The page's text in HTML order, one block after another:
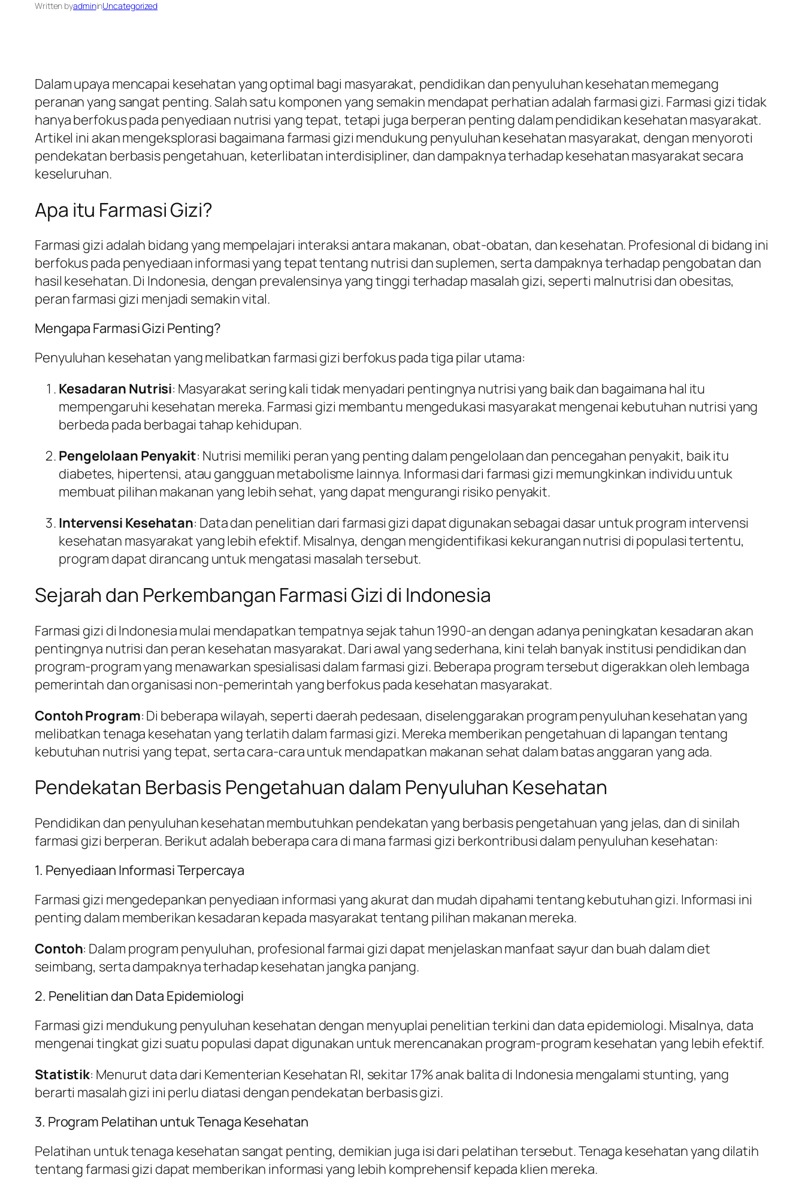
Written byadmininUncategorized
Dalam upaya mencapai kesehatan yang optimal bagi masyarakat, pendidikan dan penyuluhan kesehatan memegang
peranan yang sangat penting. Salah satu komponen yang semakin mendapat perhatian adalah farmasi gizi. Farmasi gizi tidak
hanya berfokus pada penyediaan nutrisi yang tepat, tetapi juga berperan penting dalam pendidikan kesehatan masyarakat.
Artikel ini akan mengeksplorasi bagaimana farmasi gizi mendukung penyuluhan kesehatan masyarakat, dengan menyoroti
pendekatan berbasis pengetahuan, keterlibatan interdisipliner, dan dampaknya terhadap kesehatan masyarakat secara
keseluruhan.
Apa itu Farmasi Gizi?
Farmasi gizi adalah bidang yang mempelajari interaksi antara makanan, obat-obatan, dan kesehatan. Profesional di bidang ini
berfokus pada penyediaan informasi yang tepat tentang nutrisi dan suplemen, serta dampaknya terhadap pengobatan dan
hasil kesehatan. Di Indonesia, dengan prevalensinya yang tinggi terhadap masalah gizi, seperti malnutrisi dan obesitas,
peran farmasi gizi menjadi semakin vital.
Mengapa Farmasi Gizi Penting?
Penyuluhan kesehatan yang melibatkan farmasi gizi berfokus pada tiga pilar utama:
Kesadaran Nutrisi: Masyarakat sering kali tidak menyadari pentingnya nutrisi yang baik dan bagaimana hal itu
mempengaruhi kesehatan mereka. Farmasi gizi membantu mengedukasi masyarakat mengenai kebutuhan nutrisi yang
berbeda pada berbagai tahap kehidupan.
Pengelolaan Penyakit: Nutrisi memiliki peran yang penting dalam pengelolaan dan pencegahan penyakit, baik itu
diabetes, hipertensi, atau gangguan metabolisme lainnya. Informasi dari farmasi gizi memungkinkan individu untuk
membuat pilihan makanan yang lebih sehat, yang dapat mengurangi risiko penyakit.
Intervensi Kesehatan: Data dan penelitian dari farmasi gizi dapat digunakan sebagai dasar untuk program intervensi
kesehatan masyarakat yang lebih efektif. Misalnya, dengan mengidentifikasi kekurangan nutrisi di populasi tertentu,
program dapat dirancang untuk mengatasi masalah tersebut.
Sejarah dan Perkembangan Farmasi Gizi di Indonesia
Farmasi gizi di Indonesia mulai mendapatkan tempatnya sejak tahun 1990-an dengan adanya peningkatan kesadaran akan
pentingnya nutrisi dan peran kesehatan masyarakat. Dari awal yang sederhana, kini telah banyak institusi pendidikan dan
program-program yang menawarkan spesialisasi dalam farmasi gizi. Beberapa program tersebut digerakkan oleh lembaga
pemerintah dan organisasi non-pemerintah yang berfokus pada kesehatan masyarakat.
Contoh Program: Di beberapa wilayah, seperti daerah pedesaan, diselenggarakan program penyuluhan kesehatan yang
melibatkan tenaga kesehatan yang terlatih dalam farmasi gizi. Mereka memberikan pengetahuan di lapangan tentang
kebutuhan nutrisi yang tepat, serta cara-cara untuk mendapatkan makanan sehat dalam batas anggaran yang ada.
Pendekatan Berbasis Pengetahuan dalam Penyuluhan Kesehatan
Pendidikan dan penyuluhan kesehatan membutuhkan pendekatan yang berbasis pengetahuan yang jelas, dan di sinilah
farmasi gizi berperan. Berikut adalah beberapa cara di mana farmasi gizi berkontribusi dalam penyuluhan kesehatan:
1. Penyediaan Informasi Terpercaya
Farmasi gizi mengedepankan penyediaan informasi yang akurat dan mudah dipahami tentang kebutuhan gizi. Informasi ini
penting dalam memberikan kesadaran kepada masyarakat tentang pilihan makanan mereka.
Contoh: Dalam program penyuluhan, profesional farmai gizi dapat menjelaskan manfaat sayur dan buah dalam diet
seimbang, serta dampaknya terhadap kesehatan jangka panjang.
2. Penelitian dan Data Epidemiologi
Farmasi gizi mendukung penyuluhan kesehatan dengan menyuplai penelitian terkini dan data epidemiologi. Misalnya, data
mengenai tingkat gizi suatu populasi dapat digunakan untuk merencanakan program-program kesehatan yang lebih efektif.
Statistik: Menurut data dari Kementerian Kesehatan RI, sekitar 17% anak balita di Indonesia mengalami stunting, yang
berarti masalah gizi ini perlu diatasi dengan pendekatan berbasis gizi.
3. Program Pelatihan untuk Tenaga Kesehatan
Pelatihan untuk tenaga kesehatan sangat penting, demikian juga isi dari pelatihan tersebut. Tenaga kesehatan yang dilatih
tentang farmasi gizi dapat memberikan informasi yang lebih komprehensif kepada klien mereka.